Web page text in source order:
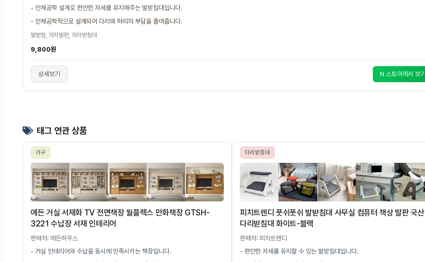
- 인체공학 설계로 편안한 자세를 유지해주는 발받침대입니다.
- 인체공학적으로 설계되어 다리와 허리의 부담을 줄여줍니다.
발받침, 의자발판, 의자받침대
9,800원
상세보기 N 스토어에서 보기
태그 연관 상품
가구
에든 거실 서재화 TV 전면책장 월플렉스 만화책장 GTSH-
3221 수납장 서재 인테리어
판매처: 에든하우스
- 거실 인테리어와 수납을 동시에 만족시키는 책장입니다.
다리받침대
피치트렌디 풋쉬풋쉬 발받침대 사무실 컴퓨터 책상 발판 국산
다리받침대 화이트-블랙
판매처: 피치트렌디
- 편안한 자세를 유지할 수 있는 발받침대입니다.